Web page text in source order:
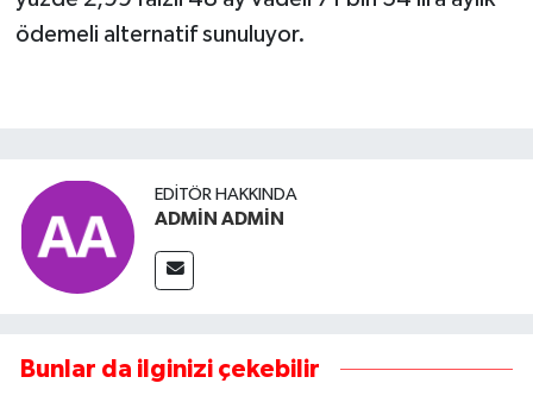
ödemeli alternatif sunuluyor.
EDITÖR HAKKINDA
ADMİN ADMİN
Bunlar da ilginizi çekebilir